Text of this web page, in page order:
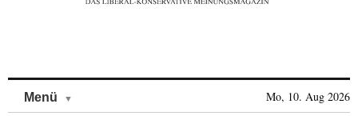
Menü Mo, 10. Aug 2026